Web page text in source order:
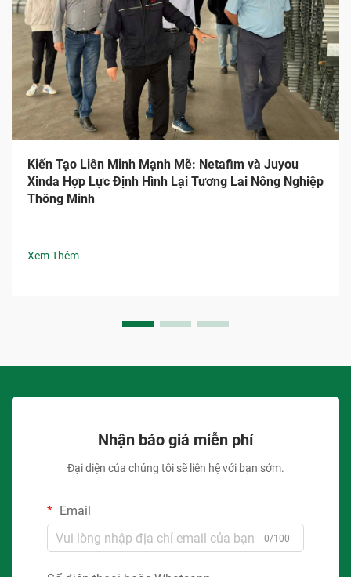
Kiến Tạo Liên Minh Mạnh Mẽ: Netafim và Juyou
Xinda Hợp Lực Định Hình Lại Tương Lai Nông Nghiệp
Thông Minh
Xem Thêm
Nhận báo giá miễn phí
Đại diện của chúng tôi sẽ liên hệ với bạn sớm.
Email
0/100